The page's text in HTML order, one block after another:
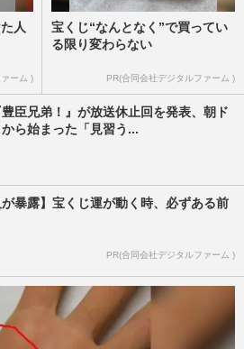
人
ーム )
宝くじ“なんとなく”で買ってい
る限り変わらない
PR(合同会社デジタルファーム )
臣兄弟！』が放送休止回を発表、朝ド
ら始まった「見習う...
が暴露】宝くじ運が動く時、必ずある前
PR(合同会社デジタルファーム )